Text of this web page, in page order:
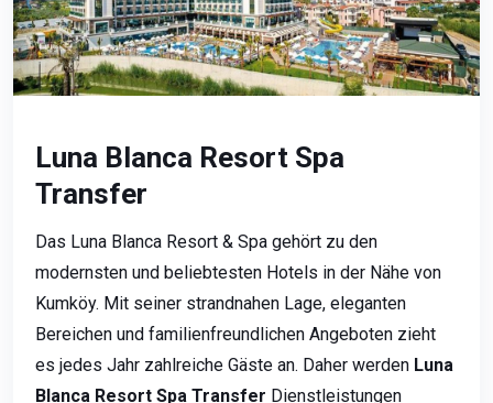
Luna Blanca Resort Spa
Transfer
Das Luna Blanca Resort & Spa gehört zu den
modernsten und beliebtesten Hotels in der Nähe von
Kumköy. Mit seiner strandnahen Lage, eleganten
Bereichen und familienfreundlichen Angeboten zieht
es jedes Jahr zahlreiche Gäste an. Daher werden Luna
Blanca Resort Spa Transfer Dienstleistungen